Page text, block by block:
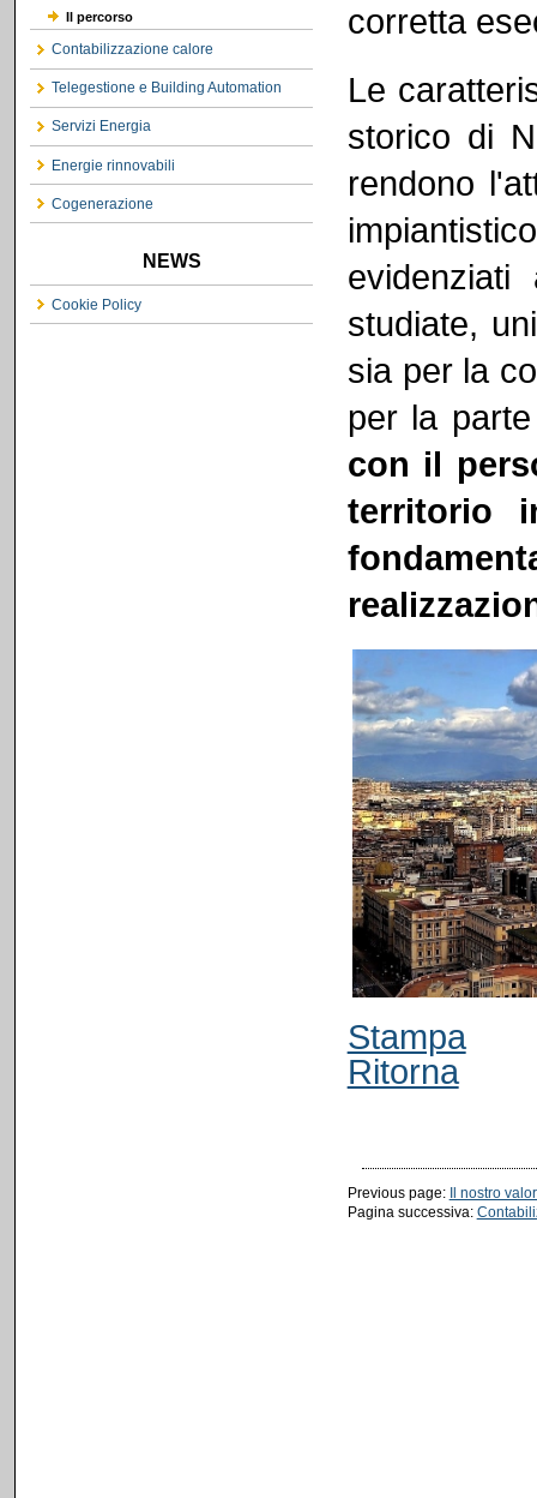
Il percorso
Contabilizzazione calore
Telegestione e Building Automation
Servizi Energia
Energie rinnovabili
Cogenerazione
NEWS
Cookie Policy
corretta
Le
storico di
rendono
studiate,
sia per la
per la
con il
territorio
Stampa
Ritorna
Previous page:
Il nostro
Pagina successiva: